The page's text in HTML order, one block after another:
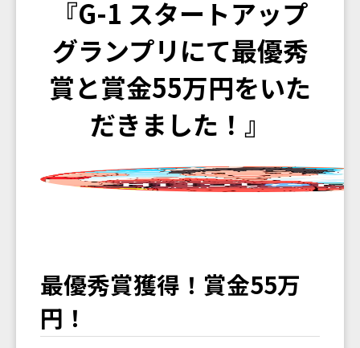
『G-1 スタートアップ
グランプリにて最優秀
賞と賞金55万円をいた
だきました！』
最優秀賞獲得！賞金55万
円！